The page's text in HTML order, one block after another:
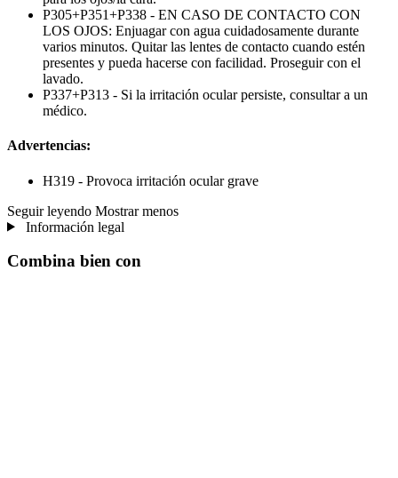
P305+P351+P338 - EN CASO DE CONTACTO CON
LOS OJOS: Enjuagar con agua cuidadosamente durante
varios minutos. Quitar las lentes de contacto cuando estén
presentes y pueda hacerse con facilidad. Proseguir con el
lavado.
P337+P313 - Si la irritación ocular persiste, consultar a un
médico.
Advertencias:
H319 - Provoca irritación ocular grave
Seguir leyendo Mostrar menos
Información legal
Combina bien con